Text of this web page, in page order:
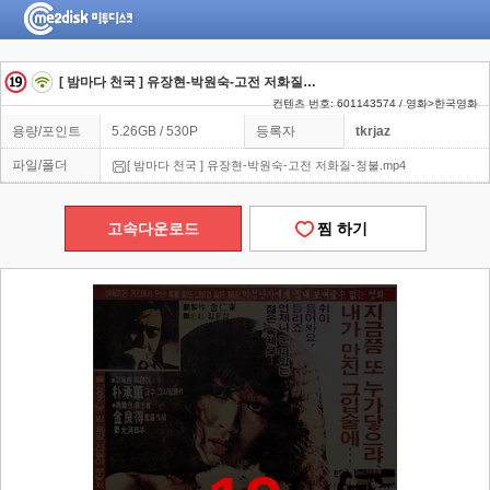
[ 밤마다 천국 ] 유장현-박원숙-고전 저화질-청불
컨텐츠 번호: 601143574 / 영화>한국영화
용량/포인트 5.26GB / 530P 등록자 tkrjaz
파일/폴더 [ 밤마다 천국 ] 유장현-박원숙-고전 저화질-청불.mp4
고속다운로드 찜 하기